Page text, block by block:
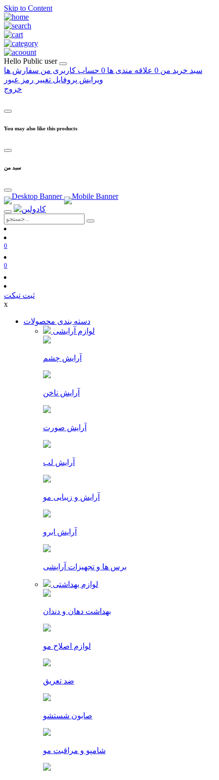
Skip to Content
Hello Public user
سبد خرید من 0 علاقه مندی ها 0 حساب کاربری من سفارش ها
ویرایش پروفایل تغییر رمز عبور
خروج
You may also like this products
سبد من
0
0
ثبت تیکت
x
دسته بندی محصولات
لوازم آرایشی
آرایش چشم
آرایش ناخن
آرایش صورت
آرایش لب
آرایش و زیبایی مو
آرایش ابرو
برس ها و تجهیزات آرایشی
لوازم بهداشتی
بهداشت دهان و دندان
لوازم اصلاح مو
ضد تعریق
صابون شستشو
شامپو و مراقبت مو